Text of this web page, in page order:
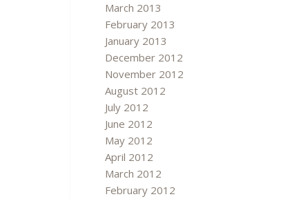
March 2013
February 2013
January 2013
December 2012
November 2012
August 2012
July 2012
June 2012
May 2012
April 2012
March 2012
February 2012